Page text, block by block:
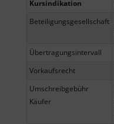
Kursindikation
Beteiligungsgesellschaft
Übertragungsintervall
Vorkaufsrecht
Umschreibgebühr
Käufer